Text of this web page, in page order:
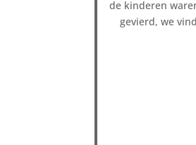
de kinderen
gevierd, we